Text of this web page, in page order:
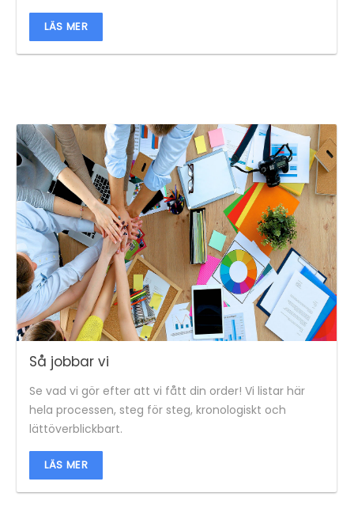
LÄS MER
Så jobbar vi
Se vad vi gör efter att vi fått din order! Vi listar här
hela processen, steg för steg, kronologiskt och
lättöverblickbart.
LÄS MER